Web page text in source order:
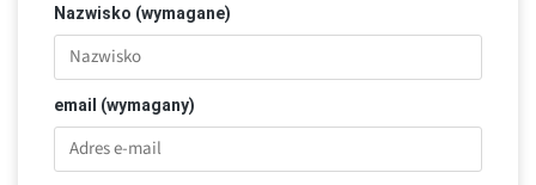
Nazwisko (wymagane)
email (wymagany)